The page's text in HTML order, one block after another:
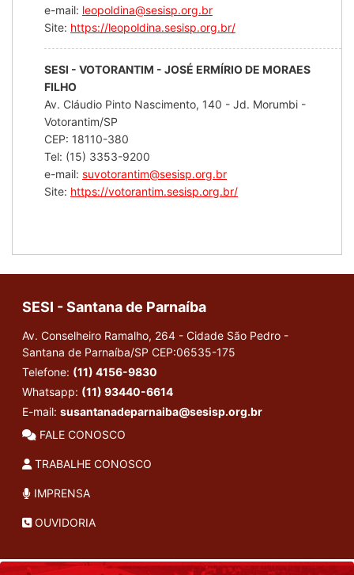
e-mail: leopoldina@sesisp.org.br
Site: https://leopoldina.sesisp.org.br/
SESI - VOTORANTIM - JOSÉ ERMÍRIO DE MORAES
FILHO
Av. Cláudio Pinto Nascimento, 140 - Jd. Morumbi -
Votorantim/SP
CEP: 18110-380
Tel: (15) 3353-9200
e-mail: suvotorantim@sesisp.org.br
Site: https://votorantim.sesisp.org.br/
SESI - Santana de Parnaíba
Av. Conselheiro Ramalho, 264 - Cidade São Pedro -
Santana de Parnaíba/SP CEP:06535-175
Telefone: (11) 4156-9830
Whatsapp: (11) 93440-6614
E-mail: susantanadeparnaiba@sesisp.org.br
FALE CONOSCO
TRABALHE CONOSCO
IMPRENSA
OUVIDORIA